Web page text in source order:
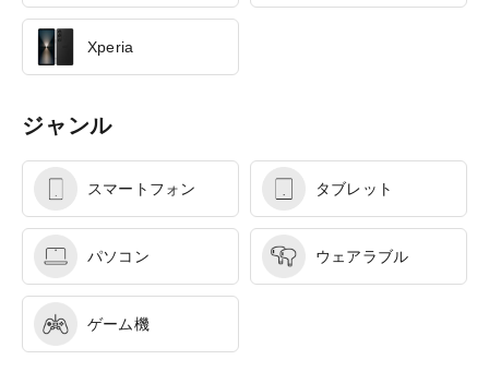
Xperia
ジャンル
スマートフォン タブレット
パソコン ウェアラブル
ゲーム機